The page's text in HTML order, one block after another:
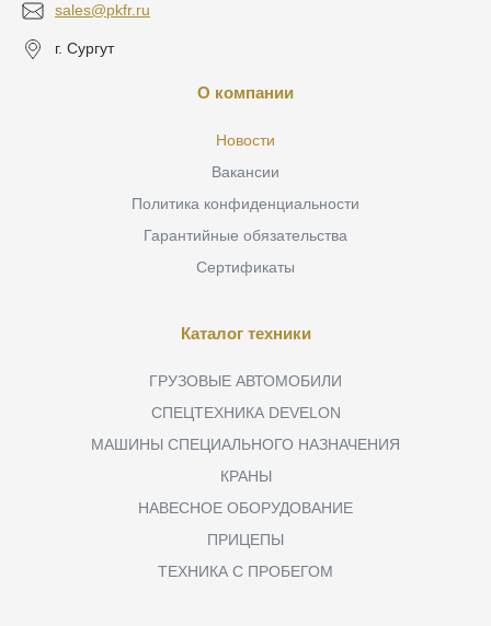
sales@pkfr.ru
г. Сургут
О компании
Новости
Вакансии
Политика конфиденциальности
Гарантийные обязательства
Сертификаты
Каталог техники
ГРУЗОВЫЕ АВТОМОБИЛИ
СПЕЦТЕХНИКА DEVELON
МАШИНЫ СПЕЦИАЛЬНОГО НАЗНАЧЕНИЯ
КРАНЫ
НАВЕСНОЕ ОБОРУДОВАНИЕ
ПРИЦЕПЫ
ТЕХНИКА С ПРОБЕГОМ